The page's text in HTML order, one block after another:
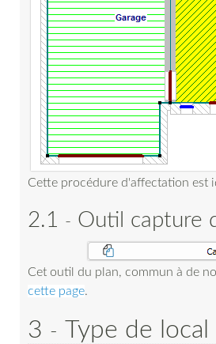
Cette procédure d'affectation est
2.1 Outil capture
Cet outil du plan, commun à de
cette page.
3 Type de local